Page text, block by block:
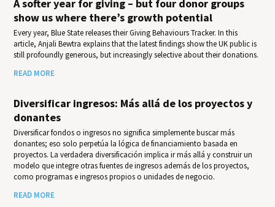
A softer year for giving – but four donor groups
show us where there’s growth potential
Every year, Blue State releases their Giv­ing Behav­iours Track­er. In this
article, Anjali Bewtra explains that the latest findings show the UK public is
still profoundly generous, but increasingly selective about their donations.
READ MORE
Diversificar ingresos: Más allá de los proyectos y
donantes
Diversificar fondos o ingresos no significa simplemente buscar más
donantes; eso solo perpetúa la lógica de financiamiento basada en
proyectos. La verdadera diversificación implica ir más allá y construir un
modelo que integre otras fuentes de ingresos además de los proyectos,
como programas e ingresos propios o unidades de negocio.
READ MORE